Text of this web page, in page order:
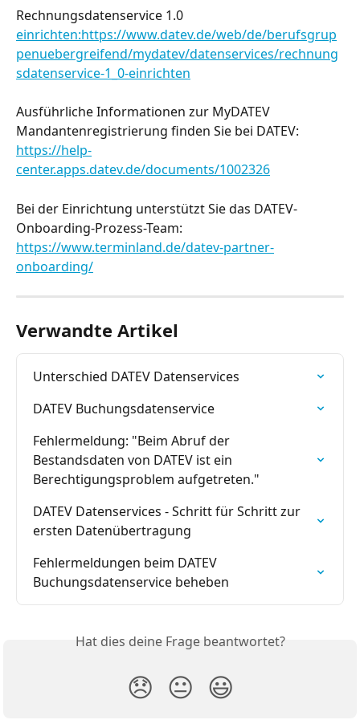
Rechnungsdatenservice 1.0
einrichten:https://www.datev.de/web/de/berufsgrup
penuebergreifend/mydatev/datenservices/rechnung
sdatenservice-1_0-einrichten
Ausführliche Informationen zur MyDATEV
Mandantenregistrierung finden Sie bei DATEV:
https://help-
center.apps.datev.de/documents/1002326
Bei der Einrichtung unterstützt Sie das DATEV-
Onboarding-Prozess-Team:
https://www.terminland.de/datev-partner-
onboarding/
Verwandte Artikel
Unterschied DATEV Datenservices
DATEV Buchungsdatenservice
Fehlermeldung: "Beim Abruf der
Bestandsdaten von DATEV ist ein
Berechtigungsproblem aufgetreten."
DATEV Datenservices - Schritt für Schritt zur
ersten Datenübertragung
Fehlermeldungen beim DATEV
Buchungsdatenservice beheben
Hat dies deine Frage beantwortet?
😞 😐 😃